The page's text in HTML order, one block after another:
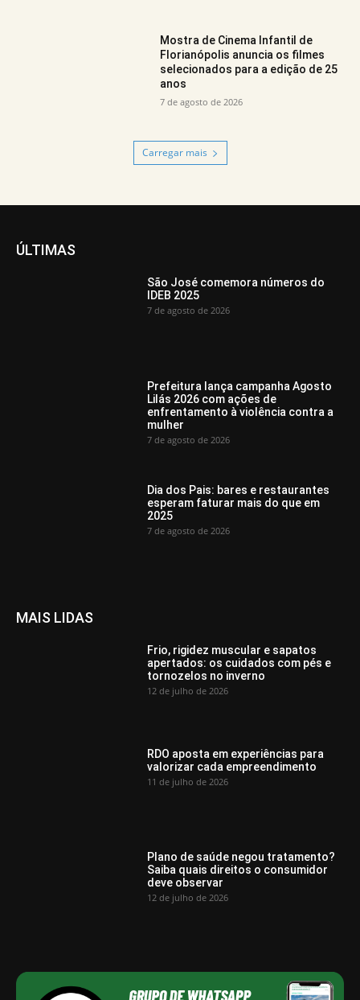
Mostra de Cinema Infantil de
Florianópolis anuncia os filmes
selecionados para a edição de 25
anos
7 de agosto de 2026
Carregar mais
ÚLTIMAS
São José comemora números do
IDEB 2025
7 de agosto de 2026
Prefeitura lança campanha Agosto
Lilás 2026 com ações de
enfrentamento à violência contra a
mulher
7 de agosto de 2026
Dia dos Pais: bares e restaurantes
esperam faturar mais do que em
2025
7 de agosto de 2026
MAIS LIDAS
Frio, rigidez muscular e sapatos
apertados: os cuidados com pés e
tornozelos no inverno
12 de julho de 2026
RDO aposta em experiências para
valorizar cada empreendimento
11 de julho de 2026
Plano de saúde negou tratamento?
Saiba quais direitos o consumidor
deve observar
12 de julho de 2026